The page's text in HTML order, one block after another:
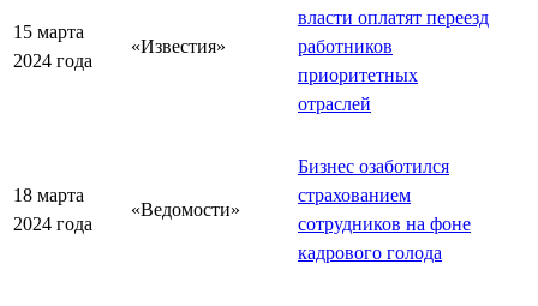
15 марта
2024 года
«Известия»
власти оплатят переезд
работников
приоритетных
отраслей
18 марта
2024 года
«Ведомости»
Бизнес озаботился
страхованием
сотрудников на фоне
кадрового голода